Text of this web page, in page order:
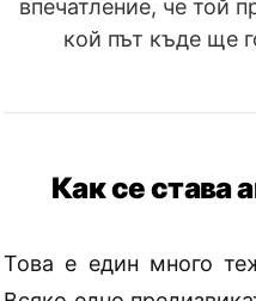
впечатление, че той
кой път къде ще
Как се става
Това е един много